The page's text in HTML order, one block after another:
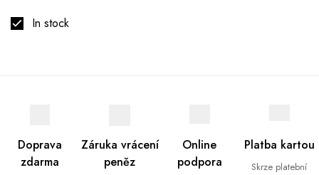
In stock
Doprava
zdarma
Záruka vrácení
peněz
Online
podpora
Platba kartou
Skrze platební